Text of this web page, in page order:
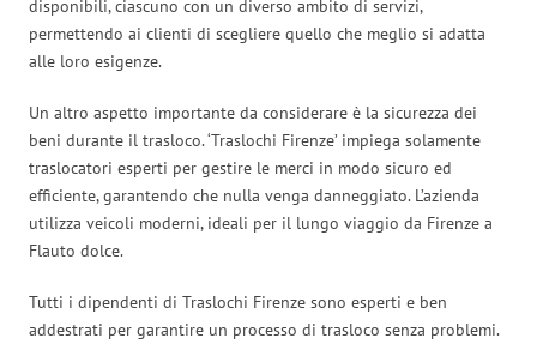
disponibili, ciascuno con un diverso ambito di servizi,
permettendo ai clienti di scegliere quello che meglio si adatta
alle loro esigenze.
Un altro aspetto importante da considerare è la sicurezza dei
beni durante il trasloco. ‘Traslochi Firenze’ impiega solamente
traslocatori esperti per gestire le merci in modo sicuro ed
efficiente, garantendo che nulla venga danneggiato. L’azienda
utilizza veicoli moderni, ideali per il lungo viaggio da Firenze a
Flauto dolce.
Tutti i dipendenti di Traslochi Firenze sono esperti e ben
addestrati per garantire un processo di trasloco senza problemi.